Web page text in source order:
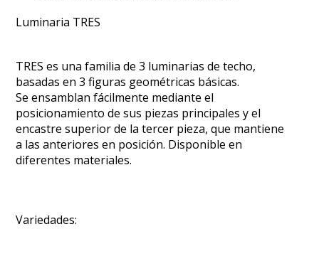
Luminaria TRES
TRES es una familia de 3 luminarias de techo,
basadas en 3 figuras geométricas básicas.
Se ensamblan fácilmente mediante el
posicionamiento de sus piezas principales y el
encastre superior de la tercer pieza, que mantiene
a las anteriores en posición. Disponible en
diferentes materiales.
Variedades: